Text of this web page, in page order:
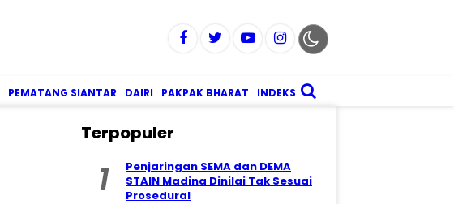
PEMATANG SIANTAR DAIRI PAKPAK BHARAT INDEKS
Terpopuler
1
Penjaringan SEMA dan DEMA
STAIN Madina Dinilai Tak Sesuai
Prosedural